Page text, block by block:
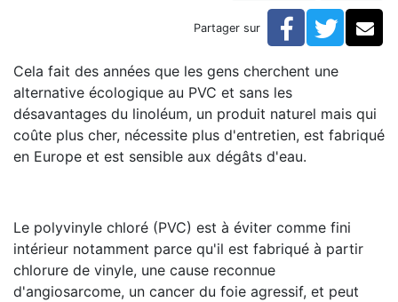
Hypersensibilités environnementales
De nouveaux planchers résilients écolos sans vinyle
Partager sur Facebook
Cela fait des années que les gens cherchent une
alternative écologique au PVC et sans les
désavantages du linoléum, un produit naturel mais qui
coûte plus cher, nécessite plus d'entretien, est fabriqué
en Europe et est sensible aux dégâts d'eau.
Le polyvinyle chloré (PVC) est à éviter comme fini
intérieur notamment parce qu'il est fabriqué à partir
chlorure de vinyle, une cause reconnue
d'angiosarcome, un cancer du foie agressif, et peut